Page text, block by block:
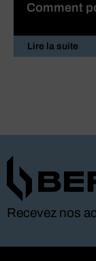
Comment
Lire la suite
Recevez nos